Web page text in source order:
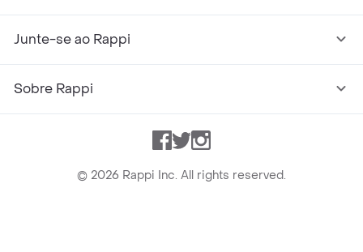
Junte-se ao Rappi
Sobre Rappi
Facebook
TwitterInstagram
© 2026 Rappi Inc. All rights reserved.